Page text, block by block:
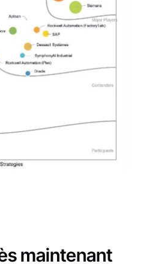
maintenant